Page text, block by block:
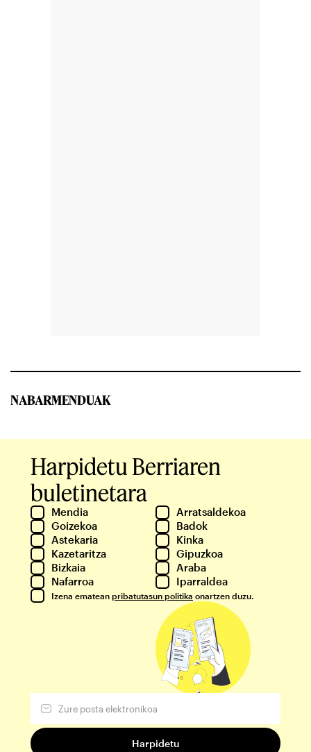
NABARMENDUAK
Harpidetu Berriaren
buletinetara
Mendia
Arratsaldekoa
Goizekoa
Badok
Astekaria
Kinka
Kazetaritza
Gipuzkoa
Bizkaia
Araba
Nafarroa
Iparraldea
Izena ematean pribatutasun politika onartzen duzu.